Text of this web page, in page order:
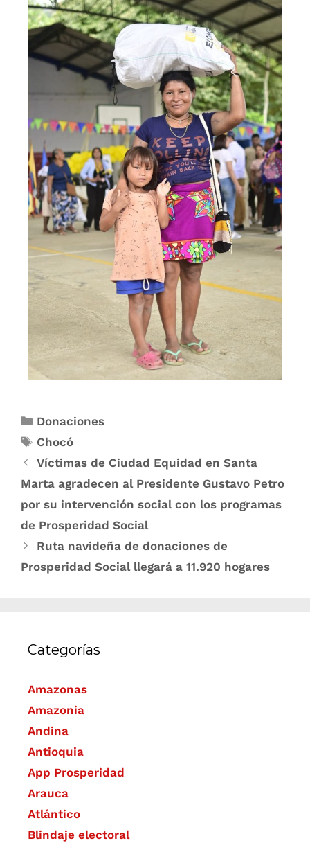
Donaciones
Chocó
Víctimas de Ciudad Equidad en Santa
Marta agradecen al Presidente Gustavo Petro
por su intervención social con los programas
de Prosperidad Social
Ruta navideña de donaciones de
Prosperidad Social llegará a 11.920 hogares
Categorías
Amazonas
Amazonia
Andina
Antioquia
App Prosperidad
Arauca
Atlántico
Blindaje electoral